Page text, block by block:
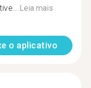
Leia mais
o aplicativo